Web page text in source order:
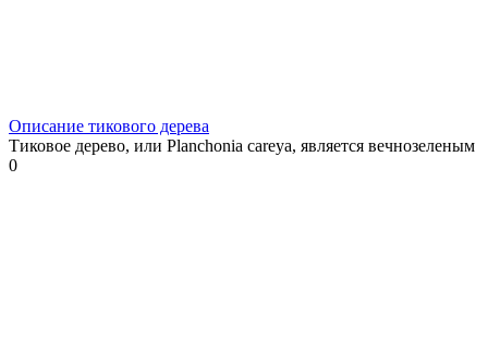
Описание тикового дерева
Тиковое дерево, или Planchonia careya, является вечнозеленым
0